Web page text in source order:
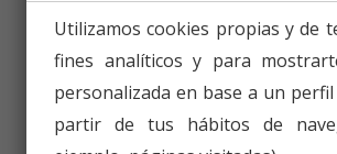
Utilizamos cookies propias y de
fines analíticos y para
personalizada en base a un
partir de tus hábitos de